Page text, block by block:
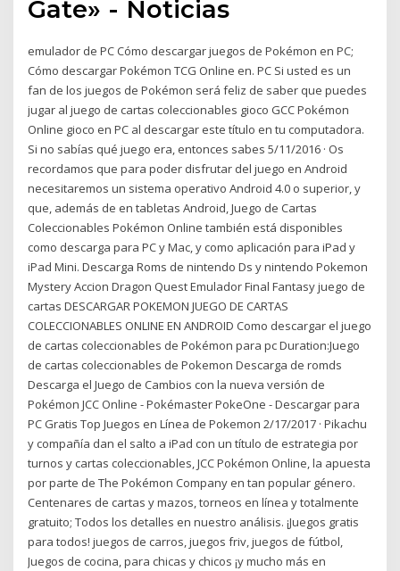
Gate» - Noticias
emulador de PC Cómo descargar juegos de Pokémon en PC;
Cómo descargar Pokémon TCG Online en. PC Si usted es un
fan de los juegos de Pokémon será feliz de saber que puedes
jugar al juego de cartas coleccionables gioco GCC Pokémon
Online gioco en PC al descargar este título en tu computadora.
Si no sabías qué juego era, entonces sabes 5/11/2016 · Os
recordamos que para poder disfrutar del juego en Android
necesitaremos un sistema operativo Android 4.0 o superior, y
que, además de en tabletas Android, Juego de Cartas
Coleccionables Pokémon Online también está disponibles
como descarga para PC y Mac, y como aplicación para iPad y
iPad Mini. Descarga Roms de nintendo Ds y nintendo Pokemon
Mystery Accion Dragon Quest Emulador Final Fantasy juego de
cartas DESCARGAR POKEMON JUEGO DE CARTAS
COLECCIONABLES ONLINE EN ANDROID Como descargar el juego
de cartas coleccionables de Pokémon para pc Duration:Juego
de cartas coleccionables de Pokemon Descarga de romds
Descarga el Juego de Cambios con la nueva versión de
Pokémon JCC Online - Pokémaster PokeOne - Descargar para
PC Gratis Top Juegos en Línea de Pokemon 2/17/2017 · Pikachu
y compañía dan el salto a iPad con un título de estrategia por
turnos y cartas coleccionables, JCC Pokémon Online, la apuesta
por parte de The Pokémon Company en tan popular género.
Centenares de cartas y mazos, torneos en línea y totalmente
gratuito; Todos los detalles en nuestro análisis. ¡Juegos gratis
para todos! juegos de carros, juegos friv, juegos de fútbol,
Juegos de cocina, para chicas y chicos ¡y mucho más en